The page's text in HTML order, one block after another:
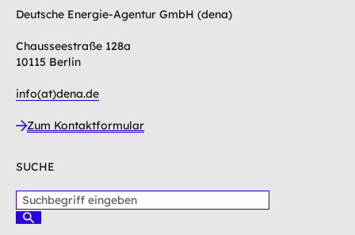
Deutsche Energie-Agentur GmbH (dena)
Chausseestraße 128a
10115 Berlin
info(at)dena.de
Zum Kontaktformular
SUCHE
u
S